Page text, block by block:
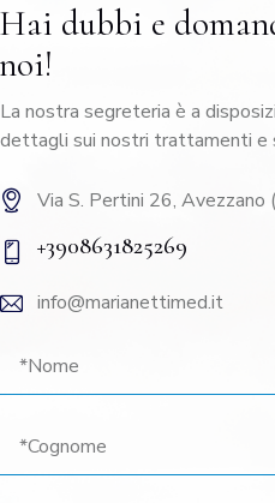
Hai dubbi e
noi!
La nostra segreteria è a
dettagli sui nostri trattamenti e
Via S. Pertini 26, Avezzano
+3908631825269
info@marianettimed.it